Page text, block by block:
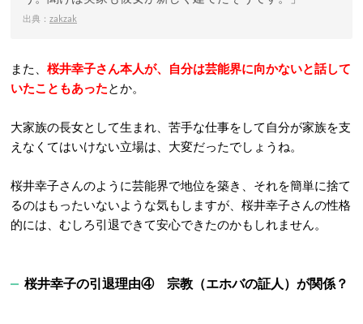
出典： zakzak
また、 桜井幸子さん本人が、自分は芸能界に向かないと話して
いたこともあったとか。
大家族の長女として生まれ、苦手な仕事をして自分が家族を支
えなくてはいけない立場は、大変だったでしょうね。
桜井幸子さんのように芸能界で地位を築き、それを簡単に捨て
るのはもったいないような気もしますが、桜井幸子さんの性格
的には、むしろ引退できて安心できたのかもしれません。
桜井幸子の引退理由④ 宗教（エホバの証人）が関係？